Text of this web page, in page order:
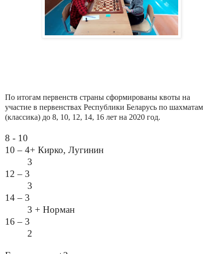
По итогам первенств страны сформированы квоты на
участие в первенствах Республики Беларусь по шахматам
(классика) до 8, 10, 12, 14, 16 лет на 2020 год.
8 - 10
10 – 4+ Кирко, Лугинин
3
12 – 3
3
14 – 3
3 + Норман
16 – 3
2